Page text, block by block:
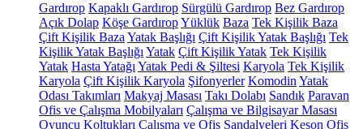
Gardırop Kapaklı Gardırop Sürgülü Gardırop Bez Gardırop
Açık Dolap Köşe GardıropYüklük Baza Tek Kişilik Baza
Çift Kişilik Baza Yatak Başlığı Çift Kişilik Yatak Başlığı Tek
Kişilik Yatak Başlığı Yatak Çift Kişilik Yatak Tek Kişilik
Yatak Hasta Yatağı Yatak Pedi & Şiltesi Karyola Tek Kişilik
Karyola Çift Kişilik Karyola Şifonyerler Komodin Yatak
Odası Takımları Makyaj Masası Takı Dolabı Sandık Paravan
Ofis ve Çalışma Mobilyaları Çalışma ve Bilgisayar Masası
Oyuncu Koltukları Çalışma ve Ofis Sandalyeleri Keson Ofis